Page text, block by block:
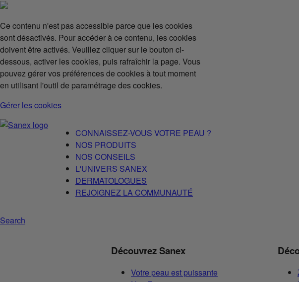
Ce contenu n'est pas accessible parce que les cookies
sont désactivés. Pour accéder à ce contenu, les cookies
doivent être activés. Veuillez cliquer sur le bouton ci-
dessous, activer les cookies, puis rafraîchir la page. Vous
pouvez gérer vos préférences de cookies à tout moment
en utilisant l'outil de paramétrage des cookies.
Gérer les cookies
CONNAISSEZ-VOUS VOTRE PEAU ?
NOS PRODUITS
NOS CONSEILS
L'UNIVERS SANEX
DERMATOLOGUES
REJOIGNEZ LA COMMUNAUTÉ
Search
Découvrez Sanex
Votre peau est puissante